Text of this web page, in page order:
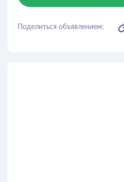
Поделиться объявлением: